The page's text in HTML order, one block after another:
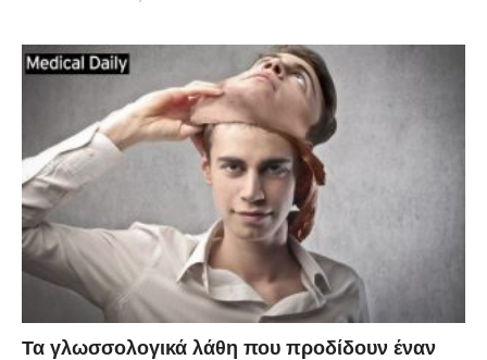
Πηγή
Τα γλωσσολογικά λάθη που προδίδουν έναν